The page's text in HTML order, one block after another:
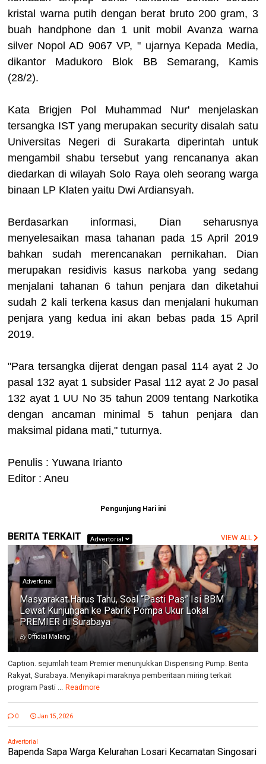
kristal warna putih dengan berat bruto 200 gram, 3
buah handphone dan 1 unit mobil Avanza warna
silver Nopol AD 9067 VP, " ujarnya Kepada Media,
dikantor Madukoro Blok BB Semarang, Kamis
(28/2).
Kata Brigjen Pol Muhammad Nur' menjelaskan
tersangka IST yang merupakan security disalah satu
Universitas Negeri di Surakarta diperintah untuk
mengambil shabu tersebut yang rencananya akan
diedarkan di wilayah Solo Raya oleh seorang warga
binaan LP Klaten yaitu Dwi Ardiansyah.
Berdasarkan informasi, Dian seharusnya
menyelesaikan masa tahanan pada 15 April 2019
bahkan sudah merencanakan pernikahan. Dian
merupakan residivis kasus narkoba yang sedang
menjalani tahanan 6 tahun penjara dan diketahui
sudah 2 kali terkena kasus dan menjalani hukuman
penjara yang kedua ini akan bebas pada 15 April
2019.
"Para tersangka dijerat dengan pasal 114 ayat 2 Jo
pasal 132 ayat 1 subsider Pasal 112 ayat 2 Jo pasal
132 ayat 1 UU No 35 tahun 2009 tentang Narkotika
dengan ancaman minimal 5 tahun penjara dan
maksimal pidana mati," tuturnya.
Penulis : Yuwana Irianto
Editor : Aneu
Pengunjung Hari ini
BERITA TERKAIT Advertorial VIEW ALL
Advertorial
Masyarakat Harus Tahu, Soal “Pasti Pas” Isi BBM
Lewat Kunjungan ke Pabrik Pompa Ukur Lokal
PREMIER di Surabaya
ByOfficial Malang
Caption. sejumlah team Premier menunjukkan Dispensing Pump. Berita
Rakyat, Surabaya. Menyikapi maraknya pemberitaan miring terkait
program Pasti ... Readmore
0 Jan 15, 2026
Advertorial
Bapenda Sapa Warga Kelurahan Losari Kecamatan Singosari